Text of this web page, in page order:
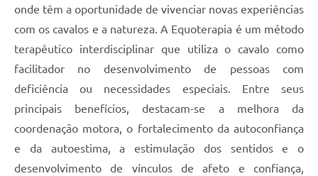
onde têm a oportunidade de vivenciar novas experiências
com os cavalos e a natureza. A Equoterapia é um método
terapêutico interdisciplinar que utiliza o cavalo como
facilitador no desenvolvimento de pessoas com
deficiência ou necessidades especiais. Entre seus
principais benefícios, destacam-se a melhora da
coordenação motora, o fortalecimento da autoconfiança
e da autoestima, a estimulação dos sentidos e o
desenvolvimento de vínculos de afeto e confiança,